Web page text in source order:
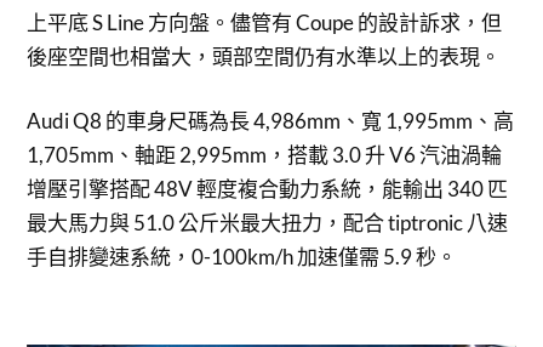
上平底 S Line 方向盤。儘管有 Coupe 的設計訴求，但
後座空間也相當大，頭部空間仍有水準以上的表現。
Audi Q8 的車身尺碼為長 4,986mm、寬 1,995mm、高
1,705mm、軸距 2,995mm，搭載 3.0 升 V6 汽油渦輪
增壓引擎搭配 48V 輕度複合動力系統，能輸出 340 匹
最大馬力與 51.0 公斤米最大扭力，配合 tiptronic 八速
手自排變速系統，0-100km/h 加速僅需 5.9 秒。